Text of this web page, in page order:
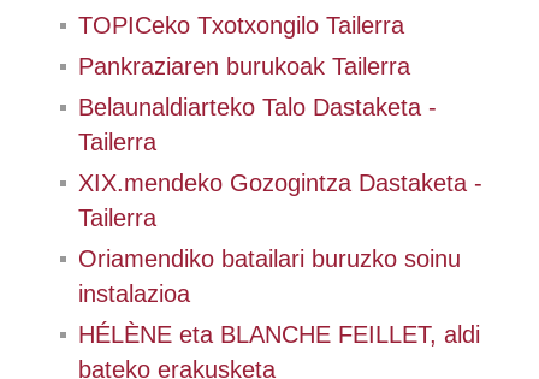
TOPICeko Txotxongilo Tailerra
Pankraziaren burukoak Tailerra
Belaunaldiarteko Talo Dastaketa -
Tailerra
XIX.mendeko Gozogintza Dastaketa -
Tailerra
Oriamendiko batailari buruzko soinu
instalazioa
HÉLÈNE eta BLANCHE FEILLET, aldi
bateko erakusketa